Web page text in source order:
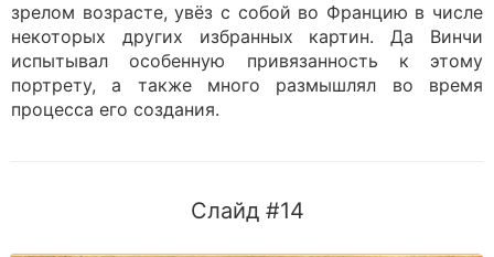
зрелом возрасте, увёз с собой во Францию в числе
некоторых других избранных картин. Да Винчи
испытывал особенную привязанность к этому
портрету, а также много размышлял во время
процесса его создания.
Слайд #14